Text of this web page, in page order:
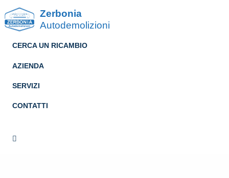
Zerbonia
Autodemolizioni
CERCA UN RICAMBIO
AZIENDA
SERVIZI
CONTATTI